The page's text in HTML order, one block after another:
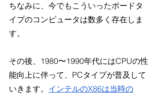
ちなみに、今でもこういったボードタ
イプのコンピュータは数多く存在しま
す。
その後、1980〜1990年代にはCPUの性
能向上に伴って、PCタイプが普及して
いきます。 インテルのX86は当時の